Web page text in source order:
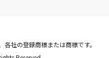
社の登録商標または商標です。